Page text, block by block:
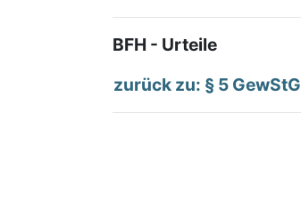
BFH - Urteile
zurück zu: § 5 GewStG